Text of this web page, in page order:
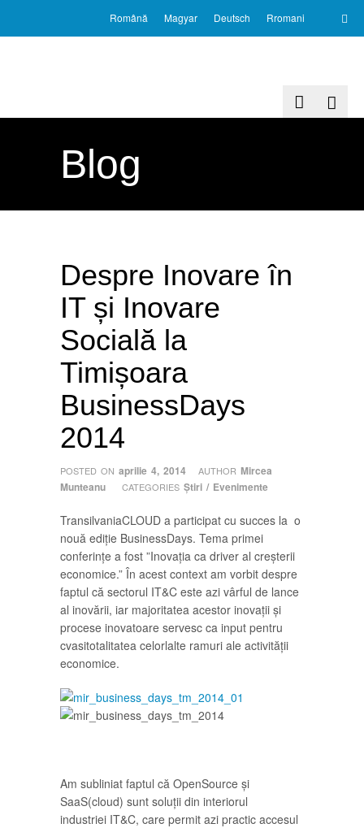
Română Magyar Deutsch Rromani
Blog
Despre Inovare în
IT și Inovare
Socială la
Timișoara
BusinessDays
2014
POSTED ON aprilie 4, 2014 AUTHOR Mircea
Munteanu
CATEGORIES Ştiri / Evenimente
TransilvaniaCLOUD a participat cu succes la o
nouă ediție BusinessDays. Tema primei
conferințe a fost ”Inovația ca driver al creșterii
economice.” În acest context am vorbit despre
faptul că sectorul IT&C este azi vârful de lance
al inovării, iar majoritatea acestor inovații și
procese inovatoare servesc ca input pentru
cvasitotalitatea celorlalte ramuri ale activității
economice.
Am subliniat faptul că OpenSource și
SaaS(cloud) sunt soluții din interiorul
industriei IT&C, care permit azi practic accesul